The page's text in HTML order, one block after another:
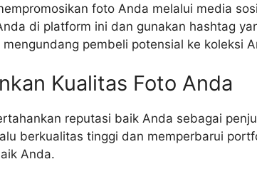
foto Anda melalui media
di platform ini dan gunakan hashtag
mengundang pembeli potensial ke koleksi
Kualitas Foto Anda
reputasi baik Anda sebagai
berkualitas tinggi dan memperbarui
Anda.